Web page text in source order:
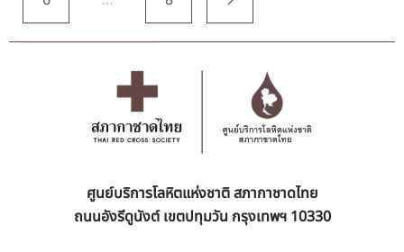
ศูนย์บริการโลหิตแห่งชาติ สภากาชาดไทย
ถนนอังรีดูนังต์ เขตปทุมวัน กรุงเทพฯ 10330